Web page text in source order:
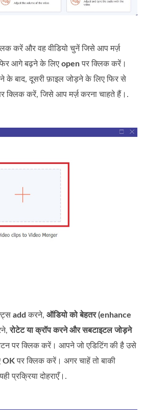
करें और वह वीडियो चुनें जिसे आप मर्ज़
आगे बढ़ने के लिएopenपर क्लिक करें।
के बाद, दूसरी फ़ाइल जोड़ने के लिए फिर से
क्लिक करें, जिसे आप मर्ज़ करना चाहते हैं।.
add करने,ऑडियो को बेहतर (enhance
रोटेट या क्रॉप करने और सबटाइटल जोड़ने
पर क्लिक करें। आपने जो एडिटिंग की है उसे
OKपर क्लिक करें। अगर चाहें तो बाकी
प्रक्रिया दोहराएँ।.